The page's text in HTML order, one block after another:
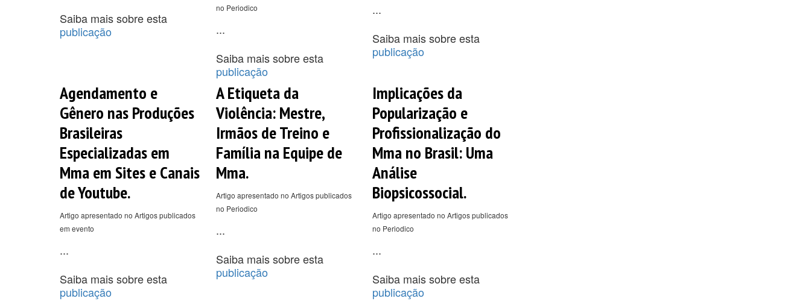
Saiba mais sobre esta
publicação
no Periodico
...
Saiba mais sobre esta
publicação
...
Saiba mais sobre esta
publicação
Agendamento e
Gênero nas Produções
Brasileiras
Especializadas em
Mma em Sites e Canais
de Youtube.
Artigo apresentado no Artigos publicados
em evento
...
Saiba mais sobre esta
publicação
A Etiqueta da
Violência: Mestre,
Irmãos de Treino e
Família na Equipe de
Mma.
Artigo apresentado no Artigos publicados
no Periodico
...
Saiba mais sobre esta
publicação
Implicações da
Popularização e
Profissionalização do
Mma no Brasil: Uma
Análise
Biopsicossocial.
Artigo apresentado no Artigos publicados
no Periodico
...
Saiba mais sobre esta
publicação